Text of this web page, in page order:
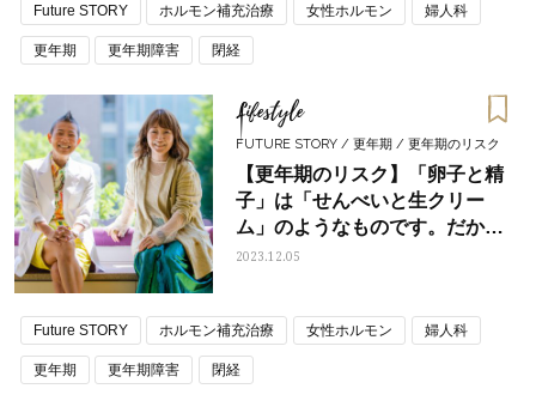
Future STORY ホルモン補充治療 女性ホルモン 婦人科
更年期 更年期障害 閉経
Lifestyle
FUTURE STORY / 更年期 / 更年期のリスク
【更年期のリスク】「卵子と精
子」は「せんべいと生クリー
ム」のようなものです。だか
ら……〈対談〉産婦人科医・高
2023.12.05
Future STORY ホルモン補充治療 女性ホルモン 婦人科
更年期 更年期障害 閉経